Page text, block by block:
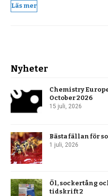
Läs mer
Nyheter
Chemistry
October 2026
15 juli, 2026
Bästa fällan för
1 juli, 2026
Öl, sockertång
tidskrift 2